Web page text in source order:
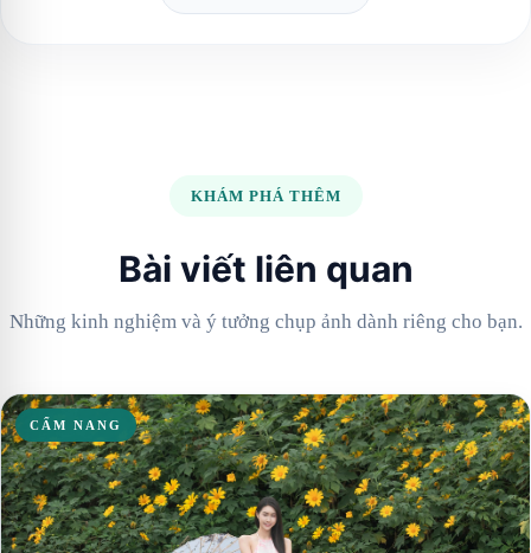
KHÁM PHÁ THÊM
Bài viết liên quan
Những kinh nghiệm và ý tưởng chụp ảnh dành riêng cho bạn.
CẨM NANG